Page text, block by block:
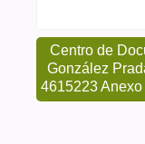
Centro de
González
4615223